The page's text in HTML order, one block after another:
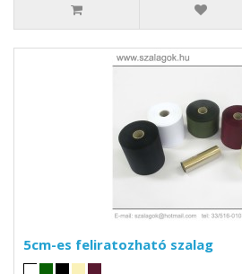
5cm-es feliratozható szalag